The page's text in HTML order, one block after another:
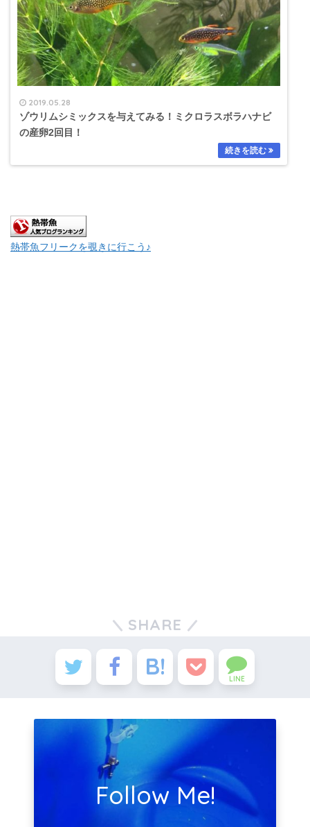
2019.05.28
ゾウリムシミックスを与えてみる！ミクロラスボラハナビ
の産卵2回目！
熱帯魚フリークを覗きに行こう♪
SHARE
LINE
Follow Me!